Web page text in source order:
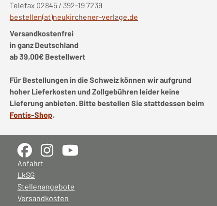
Telefax 02845 / 392-19 7239
bestellen(at)neukirchener-verlage.de
Versandkostenfrei
in ganz Deutschland
ab 39,00€ Bestellwert
Für Bestellungen in die Schweiz können wir aufgrund
hoher Lieferkosten und Zollgebühren leider keine
Lieferung anbieten. Bitte bestellen Sie stattdessen beim
Fontis-Shop.
Anfahrt
LkSG
Stellenangebote
Versandkosten